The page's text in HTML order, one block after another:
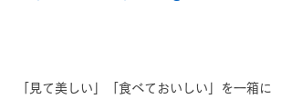
「見て美しい」「食べておいしい」を一箱に